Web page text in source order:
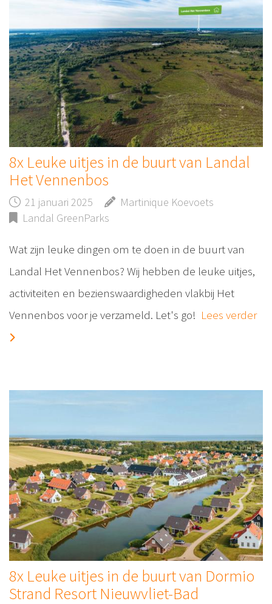
8x Leuke uitjes in de buurt van Landal
Het Vennenbos
21 januari 2025
Martinique Koevoets
Landal GreenParks
Wat zijn leuke dingen om te doen in de buurt van
Landal Het Vennenbos? Wij hebben de leuke uitjes,
activiteiten en bezienswaardigheden vlakbij Het
Vennenbos voor je verzameld. Let's go! Lees verder
8x Leuke uitjes in de buurt van Dormio
Strand Resort Nieuwvliet-Bad